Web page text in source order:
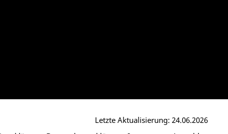
Letzte Aktualisierung: 24.06.2026